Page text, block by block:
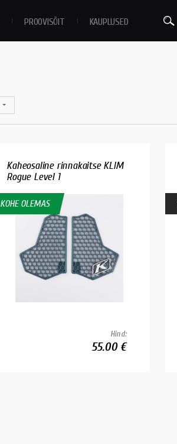
PROOVISÕIT KAUPLUSED
Kaheosaline rinnakaitse KLIM
Rogue Level 1
KOHE OLEMAS
Hind:
55.00 €